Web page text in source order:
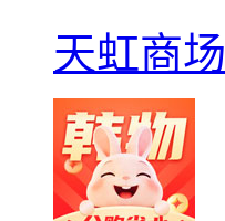
天虹商场